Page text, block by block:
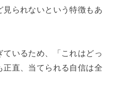
られないという特徴もあ
ているため、「これはどっ
直、当てられる自信は全